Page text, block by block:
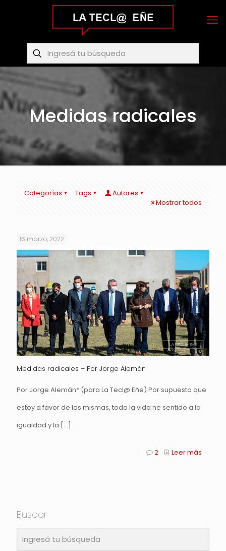
Medidas radicales
Categorías Tags
Autores
Mostrar todos
16 marzo, 2022
Medidas radicales – Por Jorge Alemán
Por Jorge Alemán* (para La Tecl@ Eñe) Por supuesto que
estoy a favor de las mismas, toda la vida he sentido a la
igualdad y la […]
2 Leer más
Buscar